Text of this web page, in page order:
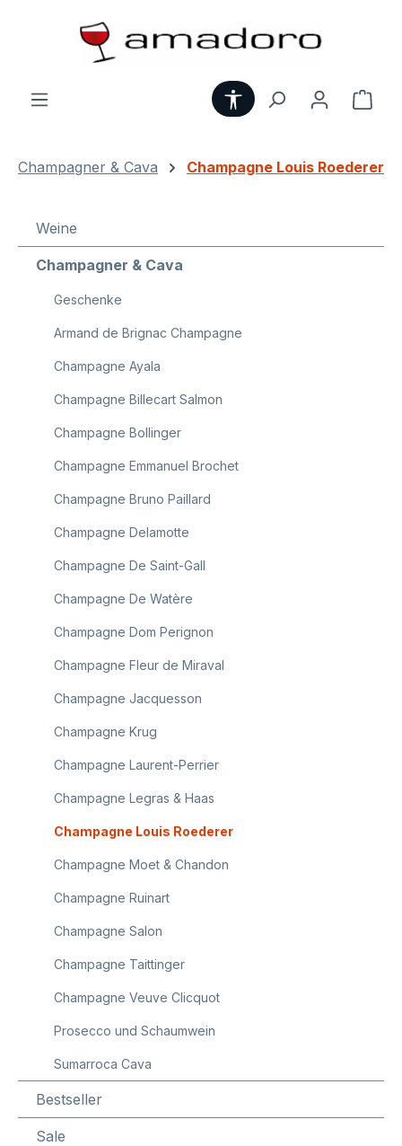
Zum Hauptinhalt springen
Werkzeugleiste
Champagner & Cava Champagne Louis Roederer
Weine
Champagner & Cava
Geschenke
Armand de Brignac Champagne
Champagne Ayala
Champagne Billecart Salmon
Champagne Bollinger
Champagne Emmanuel Brochet
Champagne Bruno Paillard
Champagne Delamotte
Champagne De Saint-Gall
Champagne De Watère
Champagne Dom Perignon
Champagne Fleur de Miraval
Champagne Jacquesson
Champagne Krug
Champagne Laurent-Perrier
Champagne Legras & Haas
Champagne Louis Roederer
Champagne Moet & Chandon
Champagne Ruinart
Champagne Salon
Champagne Taittinger
Champagne Veuve Clicquot
Prosecco und Schaumwein
Sumarroca Cava
Bestseller
Sale